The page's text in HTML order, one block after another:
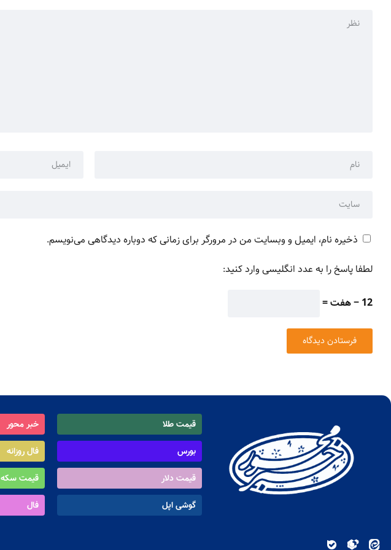
ذخیره نام، ایمیل و وبسایت من در مرورگر برای زمانی که دوباره دیدگاهی می‌نویسم.
لطفا پاسخ را به عدد انگلیسی وارد کنید:
12 − هفت =
قیمت طلا خبر محور
بورس
فال روزانه
قیمت دلار
قیمت سکه
گوشی اپل
فال